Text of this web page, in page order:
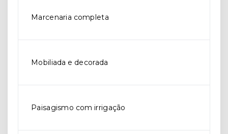
Marcenaria completa
Mobiliada e decorada
Paisagismo com irrigação